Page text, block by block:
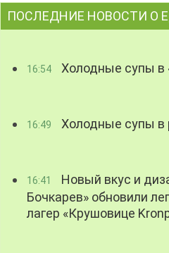
ПОСЛЕДНИЕ НОВОСТИ О
16:54 Холодные супы в
16:49 Холодные супы в
16:41
Новый вкус и
Бочкарев» обновили
лагер «Крушовице